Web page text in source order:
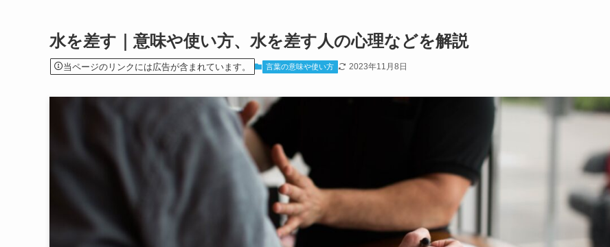
水を差す｜意味や使い方、水を差す人の心理などを解説
当ページのリンクには広告が含まれています。 言葉の意味や使い方 2023年11月8日